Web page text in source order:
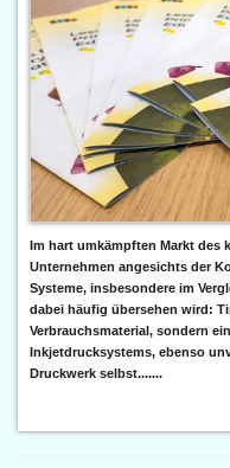
Im hart umkämpften Markt des
Unternehmen angesichts der
Systeme, insbesondere im
dabei häufig übersehen wird:
Verbrauchsmaterial, sondern
Inkjetdrucksystems, ebenso
Druckwerk selbst.......